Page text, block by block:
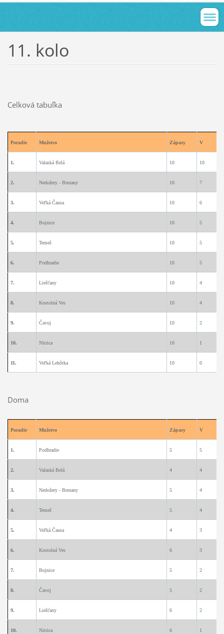
11. kolo
Celková tabuľka
Poradie Mužstvo Zápasy V
1. Valaská Belá 10 10
2. Nedožery - Brezany 10 7
3. Veľká Čausa 10 6
4. Bojnice 10 5
5. Temeš 10 5
6. Podhradie 10 5
7. Liešťany 10 4
8. Kostolná Ves 10 4
9. Čavoj 10 2
10. Nitrica 10 1
11. Veľká Lehôtka 10 0
Doma
Poradie Mužstvo Zápasy V
1. Podhradie 5 5
2. Valaská Belá 4 4
3. Nedožery - Brezany 5 4
4. Temeš 5 4
5. Veľká Čausa 4 3
6. Kostolná Ves 6 3
7. Bojnice 5 2
8. Čavoj 5 2
9. Liešťany 6 2
10. Nitrica 6 1